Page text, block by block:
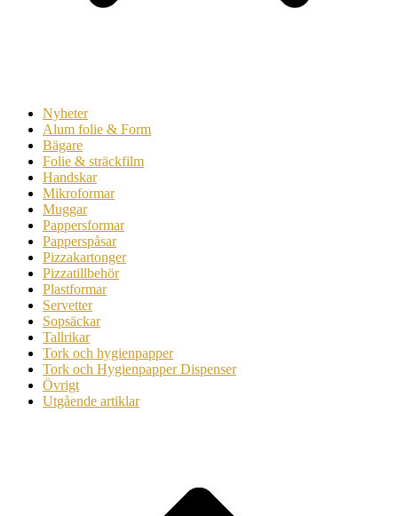
Nyheter
Alum folie & Form
Bägare
Folie & sträckfilm
Handskar
Mikroformar
Muggar
Pappersformar
Papperspåsar
Pizzakartonger
Pizzatillbehör
Plastformar
Servetter
Sopsäckar
Tallrikar
Tork och hygienpapper
Tork och Hygienpapper Dispenser
Övrigt
Utgående artiklar